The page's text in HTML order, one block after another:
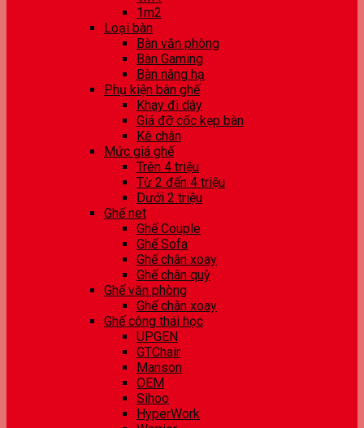
1m2
Loại bàn
Bàn văn phòng
Bàn Gaming
Bàn nâng hạ
Phụ kiện bàn ghế
Khay đi dây
Giá đỡ cốc kẹp bàn
Kê chân
Mức giá ghế
Trên 4 triệu
Từ 2 đến 4 triệu
Dưới 2 triệu
Ghế net
Ghế Couple
Ghế Sofa
Ghế chân xoay
Ghế chân quỳ
Ghế văn phòng
Ghế chân xoay
Ghế công thái học
UPGEN
GTChair
Manson
OEM
Sihoo
HyperWork